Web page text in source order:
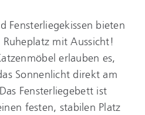
Fensterliegekissen bieten
mit Aussicht!
erlauben es,
Sonnenlicht direkt am
Fensterliegebett ist
festen, stabilen Platz